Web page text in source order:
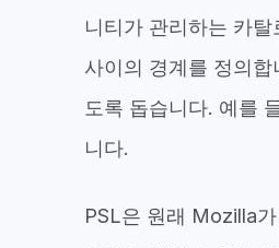
니티가 관리하는 카
사이의 경계를 정의
도록 돕습니다. 예를
니다.
PSL은 원래 Mozilla